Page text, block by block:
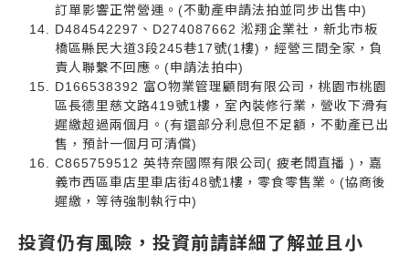
訂單影響正常營運。(不動產申請法拍並同步出售中)
D484542297、D274087662 淞翔企業社，新北市板
橋區縣民大道3段245巷17號(1樓)，經營三間全家，負
責人聯繫不回應。(申請法拍中)
D166538392 富O物業管理顧問有限公司，桃園市桃園
區長德里慈文路419號1樓，室內裝修行業，營收下滑有
遲繳超過兩個月。(有還部分利息但不足額，不動產已出
售，預計一個月可清償)
C865759512 英特奈國際有限公司( 疲老闆直播 )，嘉
義市西區車店里車店街48號1樓，零食零售業。(協商後
遲繳，等待強制執行中)
投資仍有風險，投資前請詳細了解並且小